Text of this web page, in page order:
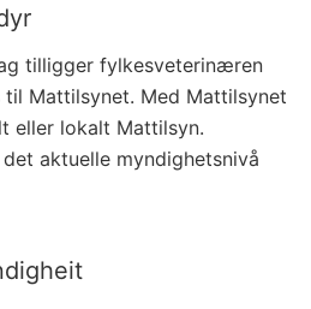
tilligger fylkesveterinæren
Mattilsynet. Med Mattilsynet
eller lokalt Mattilsyn.
aktuelle myndighetsnivå